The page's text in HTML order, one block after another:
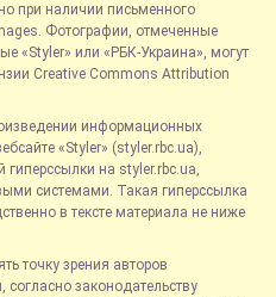
при наличии письменного
Фотографии, отмеченные
«Styler» или «РБК-Украина», могут
Creative Commons Attribution
информационных
«Styler» (styler.rbc.ua),
гиперссылки на styler.rbc.ua,
системами. Такая гиперссылка
в тексте материала не ниже
точку зрения авторов
законодательству